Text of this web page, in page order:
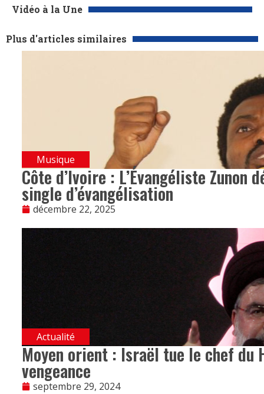
Vidéo à la Une
Plus d'articles similaires
Musique
Côte d’Ivoire : L’Évangéliste
single d’évangélisation
décembre 22, 2025
Actualité
Moyen orient : Israël tue le chef du
vengeance
septembre 29, 2024